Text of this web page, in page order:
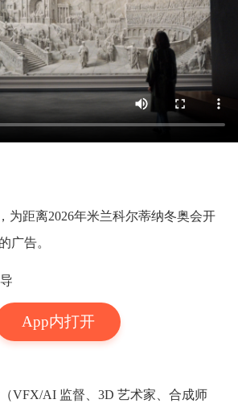
App内打开
为距离2026年米兰科尔蒂纳冬奥会开
广告。
（VFX/AI 监督、3D 艺术家、合成师